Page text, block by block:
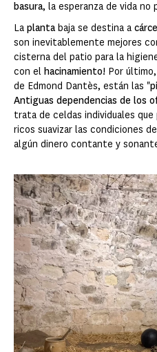
basura, la esperanza de vida no
La planta baja se destina a
son inevitablemente mejores
cisterna del patio para la
con el hacinamiento! Por
de Edmond Dantès, están las "
Antiguas dependencias de los
trata de celdas individuales
ricos suavizar las condiciones
algún dinero contante y